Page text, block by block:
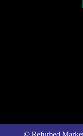
© Refurbed